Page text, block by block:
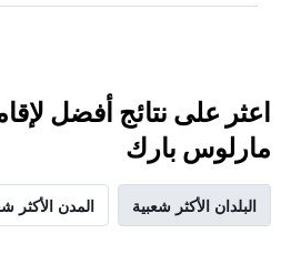
اعثر على نتائج أفضل
مارلوس بارك
البلدان الأكثر شعبية المدن الأكثر